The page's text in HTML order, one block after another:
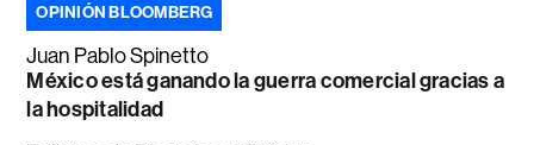
OPINIÓN BLOOMBERG
Juan Pablo Spinetto
México está ganando la guerra comercial gracias a
la hospitalidad